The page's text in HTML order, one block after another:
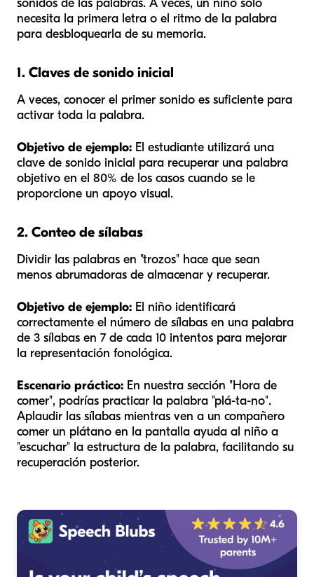
necesita la primera letra o el ritmo de la palabra
para desbloquearla de su memoria.
1. Claves de sonido inicial
A veces, conocer el primer sonido es suficiente para
activar toda la palabra.
Objetivo de ejemplo: El estudiante utilizará una
clave de sonido inicial para recuperar una palabra
objetivo en el 80% de los casos cuando se le
proporcione un apoyo visual.
2. Conteo de sílabas
Dividir las palabras en "trozos" hace que sean
menos abrumadoras de almacenar y recuperar.
Objetivo de ejemplo: El niño identificará
correctamente el número de sílabas en una palabra
de 3 sílabas en 7 de cada 10 intentos para mejorar
la representación fonológica.
Escenario práctico: En nuestra sección "Hora de
comer", podrías practicar la palabra "plá-ta-no".
Aplaudir las sílabas mientras ven a un compañero
comer un plátano en la pantalla ayuda al niño a
"escuchar" la estructura de la palabra, facilitando su
recuperación posterior.